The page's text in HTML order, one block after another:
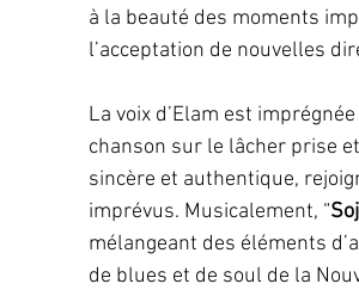
à la beauté des moments
l’acceptation de nouvelles
La voix d’Elam est
chanson sur le lâcher prise
sincère et authentique,
imprévus. Musicalement, “
mélangeant des éléments
de blues et de soul de la